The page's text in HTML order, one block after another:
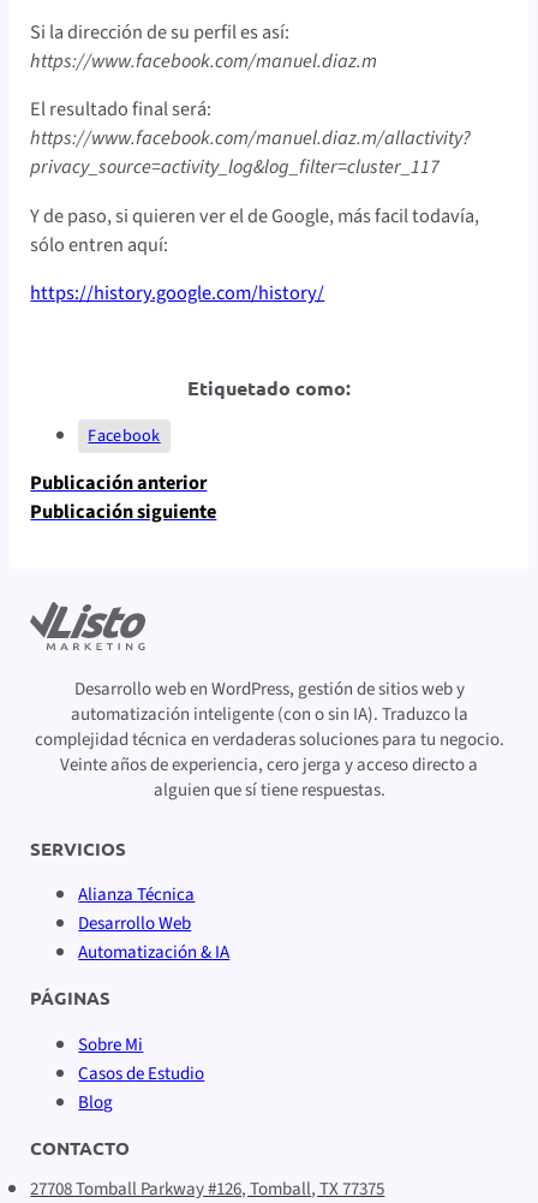
Si la dirección de su perfil es así:
https://www.facebook.com/manuel.diaz.m
El resultado final será:
https://www.facebook.com/manuel.diaz.m/allactivity?
privacy_source=activity_log&log_filter=cluster_117
Y de paso, si quieren ver el de Google, más facil todavía,
sólo entren aquí:
https://history.google.com/history/
Etiquetado como:
Facebook
Publicación anterior
Publicación siguiente
Desarrollo web en WordPress, gestión de sitios web y
automatización inteligente (con o sin IA). Traduzco la
complejidad técnica en verdaderas soluciones para tu negocio.
Veinte años de experiencia, cero jerga y acceso directo a
alguien que sí tiene respuestas.
SERVICIOS
Alianza Técnica
Desarrollo Web
Automatización & IA
PÁGINAS
Sobre Mi
Casos de Estudio
Blog
CONTACTO
27708 Tomball Parkway #126, Tomball, TX 77375